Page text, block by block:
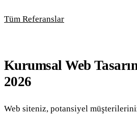
Tüm Referanslar
Kurumsal Web
2026
Web siteniz, potansiyel